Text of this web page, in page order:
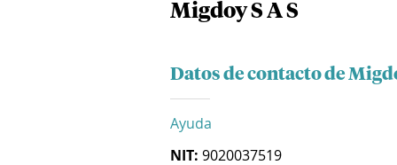
Migdoy S A S
Datos de contacto de
Ayuda
NIT: 9020037519